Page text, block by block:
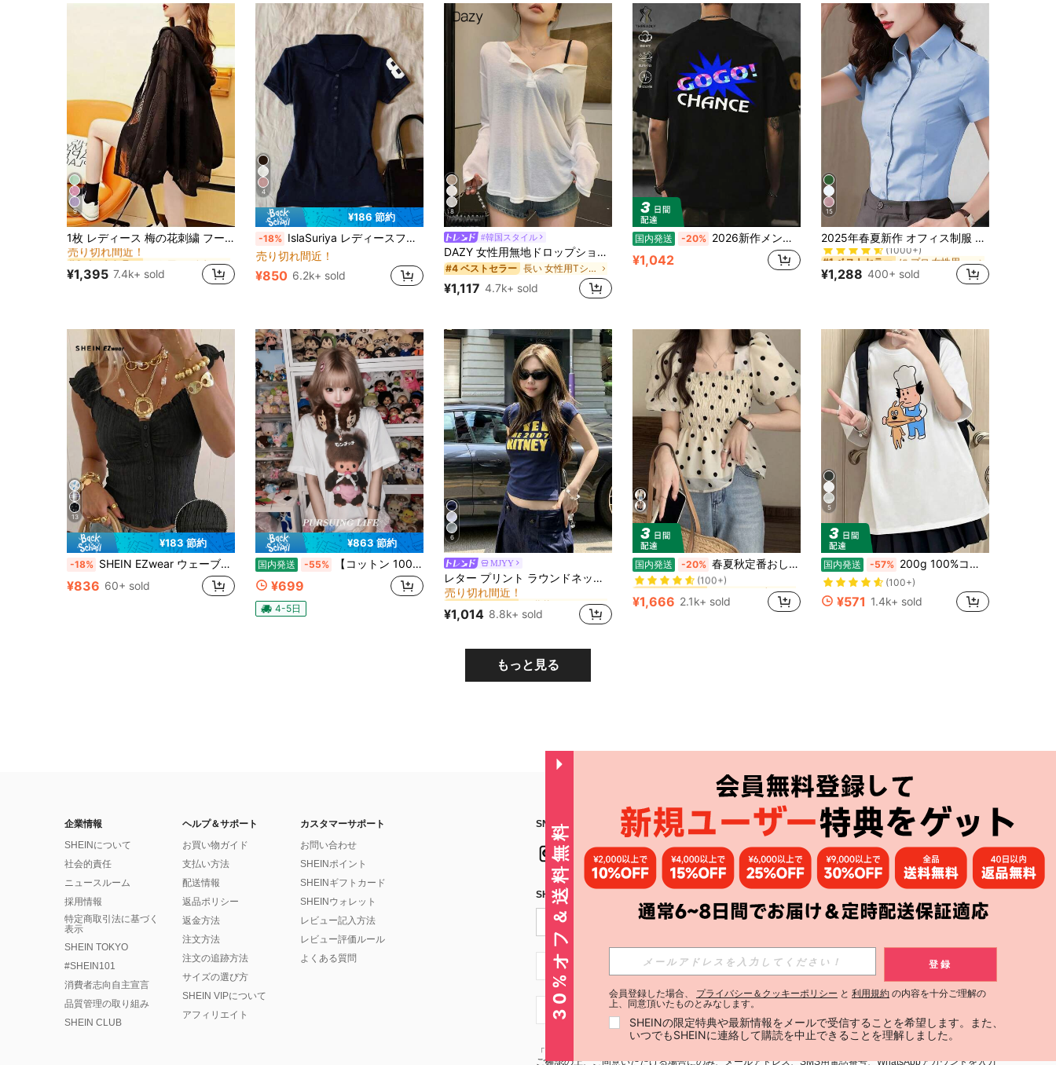
9
1枚 レディース 梅の花刺繍 フード付き 長袖シャツ、夏用薄手ルーズアウターウェア、アウトドア日よけ衣類 ブラック
#4 ベストセラー に シアー デイリーシャツ
売り切れ間近！
#4 ベストセラー
売り切れ間近！
#4 ベストセラー
売り切れ間近！
#4 ベストセラー に シアー デイリーシャツ
¥1,395 7.4k+ sold
4
¥186 節約
-18% IslaSuriya レディースファッション カラーブロック ボタン付き 半袖Tシャツ
売り切れ間近！
¥850 6.2k+ sold
8
#韓国スタイル
DAZY 女性用無地ドロップショルダーTシャツ シアー長袖トップス、秋の女性用衣類 水着用カバーアップ
#4 ベストセラー 長い 女性用Tシャツ
¥1,117 4.7k+ sold
国内発送 -20% 2026新作メンズTシャツ、シンプルな黒のプリント、綿100%材料で肌にYOしく通気性があり刺激が少ないない、感のあるデザインですごい雰囲気、ゆったりとしたシルエットで体型をカバー、春夏の通常使用いやデート、旅行するに最适
¥1,042
15
2025年春夏新作 オフィス制服 レディース ブルー 半袖ブラウス、ビジネス プロフェッショナル アパレル
#1 ベストセラー
に プロ 女性用ビジネスブラウス
(1000+)
#1 ベストセラー
(1000+)
#1 ベストセラー
(1000+)
#1 ベストセラー
に プロ 女性用ビジネスブラウス
¥1,288 400+ sold
13
¥183 節約
-18% SHEIN EZwear ウェーブヘムデザイン ブラック 編み込みシャツ (レディース)
¥836 60+ sold
¥863 節約
国内発送 -55% 【コットン 100% 200g 高目付き】レディース白 t シャツ半袖 モンチッチ可愛いキャラクタープリント 夏服トップス y2k カジュアル オーバーサイズ柔らか綿素材 通勤旅行両用てぃーしゃつ白トップス
¥699
4-5日
6
MJYY
レター プリント ラウンドネック フィッテッド 半袖 Tシャツ レディース、夏カジュアル
#1 ベストセラー
売り切れ間近！
#1 ベストセラー
売り切れ間近！
#1 ベストセラー
売り切れ間近！
#1 ベストセラー に 作物 カジュアルTシャツ
¥1,014 8.8k+ sold
国内発送 -20% 春夏秋定番おしゃれトップス 韓国ファッションレディース半袖ブラウス 水玉ドット柄スクエアネックにパフスリーブ盛り袖を採用 シャーリングとペプラム、ウエストマークがアクセントのショート丈 シフォン素材の透け感で涼しい着心地 鎖骨を美しく見せ小顔に、二の腕体型カバーで着痩せ華奢見え レトロフレンチテイスト漂う清楚上品なガーリーフェミニンスタイル カジュアルからフォーマルまで対応 通勤通学デート女子会旅行お呼ばれに最適な 20 代～40 代向け春服夏服
#1 ベストセラー
に クーラー 女性用トップス、ブラウス、Tシャツ
(100+)
#1 ベストセラー
(100+)
#1 ベストセラー
(100+)
#1 ベストセラー
に クーラー 女性用トップス、ブラウス、Tシャツ
¥1,666 2.1k+ sold
5
国内発送 -57% 200g 100%コットンTシャツ、2026年夏ファッション柄プリント半袖Tシャツ、カップルスタイル、インナーウェア、アウターウェア、オフィスカジュアルラウンドネック半袖トップス
(100+)
¥571 1.4k+ sold
もっと見る
企業情報
SHEINについて
社会的責任
ニュースルーム
採用情報
特定商取引法に基づく
表示
SHEIN TOKYO
#SHEIN101
消費者志向自主宣言
品質管理の取り組み
SHEIN CLUB
ヘルプ＆サポート
お買い物ガイド
支払い方法
配送情報
返品ポリシー
返金方法
注文方法
注文の追跡方法
サイズの選び方
SHEIN VIPについて
アフィリエイト
カスタマーサポート
お問い合わせ
SHEINポイント
SHEINギフトカード
SHEINウォレット
レビュー記入方法
レビュー評価ルール
よくある質問
SNSフォローはこちら： アプリ
SHEIN STYLE NEWSを購読する
購読
JP + 81 登録する
JP + 81
「SHEIN STYLE NEWSの購読には「
ご確認の上、ご同意いただける場合にのみ、メールアドレス、SMS用電話番号、WhatsAppアカウントを入力
30%オフ＆送料無料 登録
会員登録した場合、 プライバシー＆クッキーポリシー と 利用規約 の内容を十分ご理解の
上、同意頂いたものとみなします。
SHEINの限定特典や最新情報をメールで受信することを希望します。また、
いつでもSHEINに連絡して購読を中止できることを理解しました。